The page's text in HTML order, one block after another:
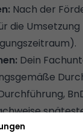
Nach der
die Umsetzung
Dein
der